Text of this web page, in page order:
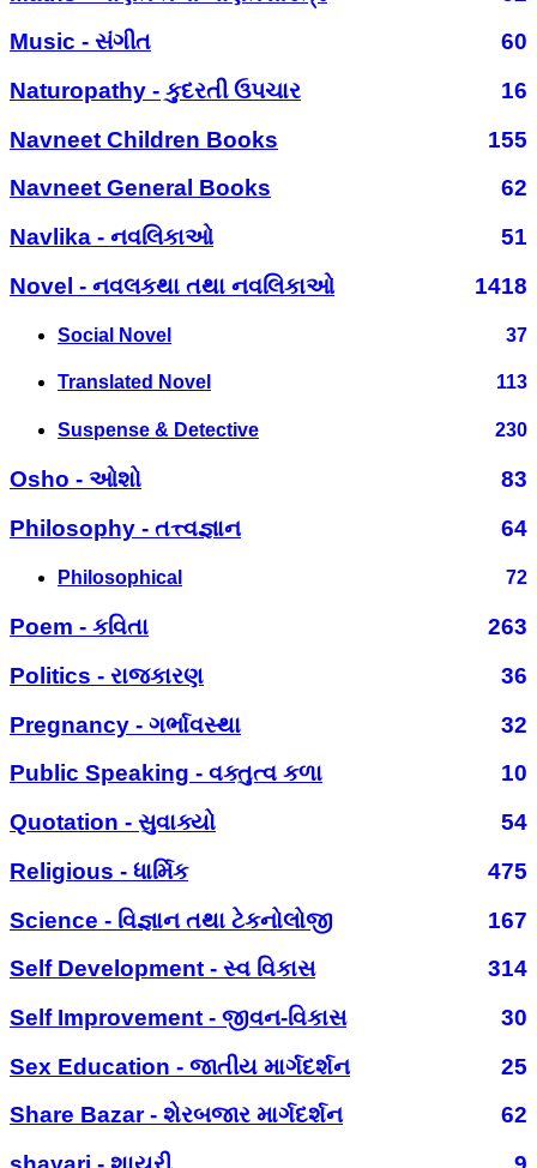
Music - સંગીત
60
Naturopathy - કુદરતી ઉપચાર
16
Navneet Children Books
155
Navneet General Books
62
Navlika - નવલિકાઓ
51
Novel - નવલકથા તથા નવલિકાઓ
1418
Social Novel 37
Translated Novel 113
Suspense & Detective 230
Osho - ઓશો
83
Philosophy - તત્ત્વજ્ઞાન
64
Philosophical 72
Poem - કવિતા
263
Politics - રાજકારણ
36
Pregnancy - ગર્ભાવસ્થા
32
Public Speaking - વક્તુત્વ કળા
10
Quotation - સુવાક્યો
54
Religious - ધાર્મિક
475
Science - વિજ્ઞાન તથા ટેકનોલોજી
167
Self Development - સ્વ વિકાસ
314
Self Improvement - જીવન-વિકાસ
30
Sex Education - જાતીય માર્ગદર્શન
25
Share Bazar - શેરબજાર માર્ગદર્શન
62